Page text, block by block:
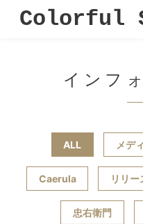
Colorful
インフ
ALL メデ
Caerula リリー
忠右衛門